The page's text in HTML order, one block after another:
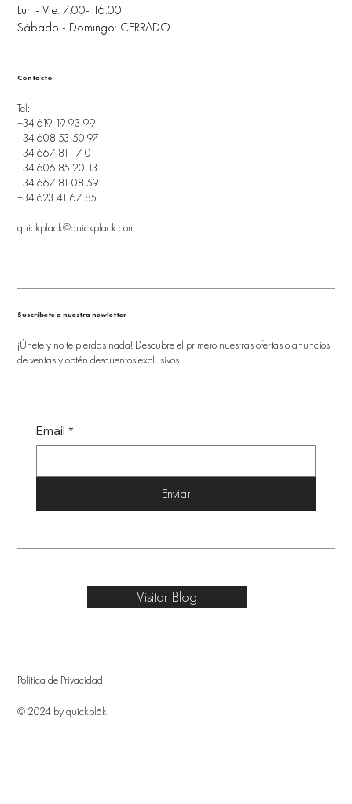
Lun - Vie: 7:00- 16:00
Sábado - Domingo: CERRADO
Tel:
+34 619 19 93 99
+34 608 53 50 97
+34 667 81 17 01
+34 606 85 20 13
+34 667 81 08 59
+34 623 41 67 85
quickplack@quickplack.com
Contacto
Suscríbete a nuestra newletter
¡Únete y no te pierdas nada! Descubre el primero nuestras ofertas o anuncios
de ventas y obtén descuentos exclusivos
Email *
Enviar
Política de Privacidad
© 2024 by quîckplâk
Visitar Blog